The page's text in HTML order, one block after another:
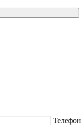
Телефон